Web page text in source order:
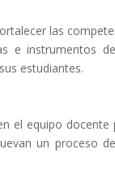
las
e instrumentos
estudiantes.
el equipo
un proceso